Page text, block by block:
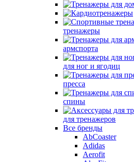
тренажеры
армспорта
для ног и ягодиц
пресса
спины
для тренажеров
Все бренды
AbCoaster
Adidas
Aerofit